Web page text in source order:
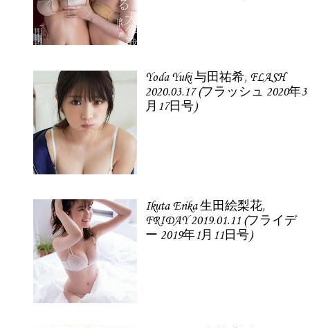
Yoda Yuki 与田祐希, FLASH
2020.03.17 (フラッシュ 2020年3
月17日号)
Ikuta Erika 生田絵梨花,
FRIDAY 2019.01.11 (フライデ
ー 2019年1月11日号)